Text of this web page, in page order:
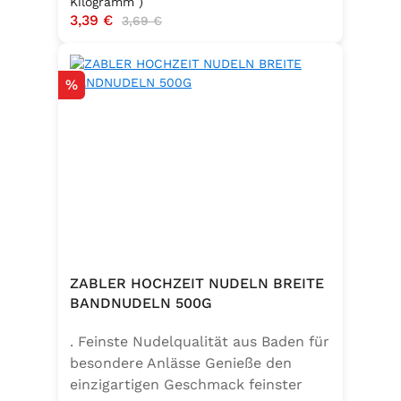
Verkaufspreis:
3,39 € Regulärer Preis:
3,69 €
Rabatt
%
ZABLER HOCHZEIT NUDELN BREITE
BANDNUDELN 500G
. Feinste Nudelqualität aus Baden für
besondere Anlässe Genieße den
einzigartigen Geschmack feinster